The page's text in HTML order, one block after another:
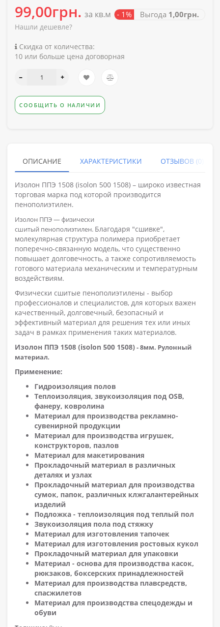
99,00грн. за кв.м - 1% Выгода 1,00грн.
Нашли дешевле?
Скидка от количества:
10 или больше цена договорная
СООБЩИТЬ О НАЛИЧИИ
ОПИСАНИЕ ХАРАКТЕРИСТИКИ ОТЗЫВОВ (0)
Изолон ППЭ 1508 (isolon 500 1508) – широко известная
торговая марка под которой производится
пенополиэтилен.
Изолон ППЭ — физически
сшитый пенополиэтилен. Благодаря "сшивке",
молекулярная структура полимера приобретает
поперечно-связанную модель, что существенно
повышает долговечность, а также сопротивляемость
готового материала механическим и температурным
воздействиям.
Физически сшитые пенополиэтилены - выбор
профессионалов и специалистов, для которых важен
качественный, долговечный, безопасный и
эффективный материал для решения тех или иных
задач в рамках применения таких материалов.
Изолон ППЭ 1508 (isolon 500 1508) - 8мм. Рулонный
материал.
Применение:
Гидроизоляция полов
Теплоизоляция, звукоизоляция под OSB,
фанеру, ковролина
Материал для производства рекламно-
сувенирной продукции
Материал для производства игрушек,
конструкторов, пазлов
Материал для макетирования
Прокладочный материал в различных
деталях и узлах
Прокладочный материал для производства
сумок, папок, различных клжгалантерейных
изделий
Подложка - теплоизоляция под теплый пол
Звукоизоляция пола под стяжку
Материал для изготовления тапочек
Материал для изготовления ростовых кукол
Прокладочный материал для упаковки
Материал - основа для производства касок,
рюкзаков, боксерских принадлежностей
Материал для производства плавсредств,
спасжилетов
Материал для производства спецодежды и
обуви